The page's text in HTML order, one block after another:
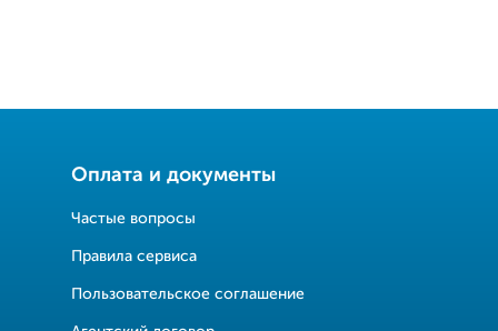
Оплата и документы
Частые вопросы
Правила сервиса
Пользовательское соглашение